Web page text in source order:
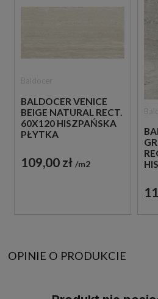
BALDOCER VENICE
BEIGE NATURAL RECT.
60X120 HISZPAŃSKA
PŁYTKA
IMITUJĄCA KAMIEŃ W
BEŻOWYM KOLORZE
109,00 zł m2
OPINIE O PRODUKCIE